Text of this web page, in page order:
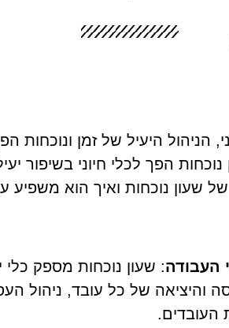
הניהול היעיל של זמן
נוכחות הפך לכלי חיוני
שעון נוכחות ואיך הוא משפיע
העבודה: שעון נוכחות מספק כלי
והיציאה של כל עובד, ניהול
העובדים.